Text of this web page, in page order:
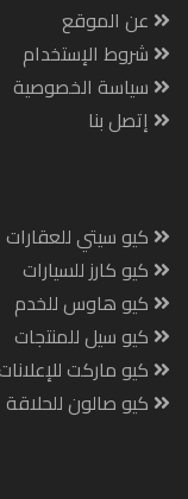
عن الموقع
شروط الإستخدام
سياسة الخصوصية
إتصل بنا
كيو سيتي للعقارات
كيو كارز للسيارات
كيو هاوس للخدم
كيو سيل للمنتجات
كيو ماركت
كيو صالون للحلاقة